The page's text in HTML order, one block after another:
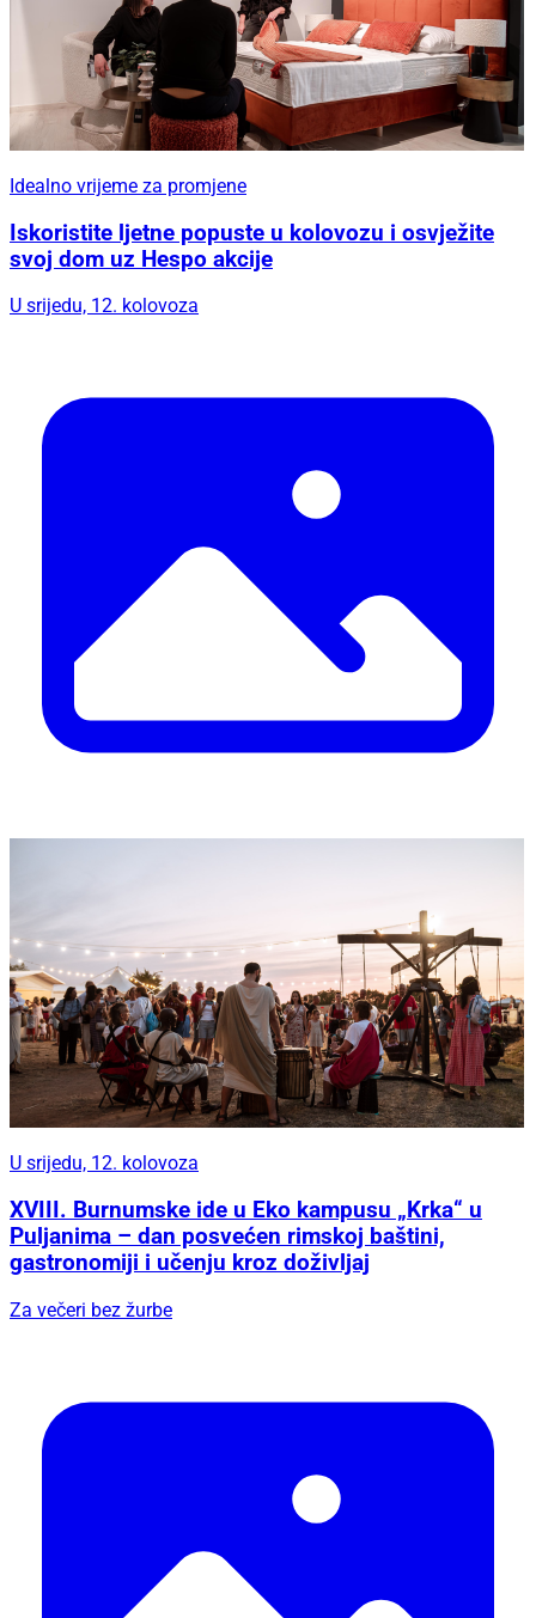
Idealno vrijeme za promjene
Iskoristite ljetne popuste u kolovozu i osvježite
svoj dom uz Hespo akcije
U srijedu, 12. kolovoza
U srijedu, 12. kolovoza
XVIII. Burnumske ide u Eko kampusu „Krka“ u
Puljanima – dan posvećen rimskoj baštini,
gastronomiji i učenju kroz doživljaj
Za večeri bez žurbe